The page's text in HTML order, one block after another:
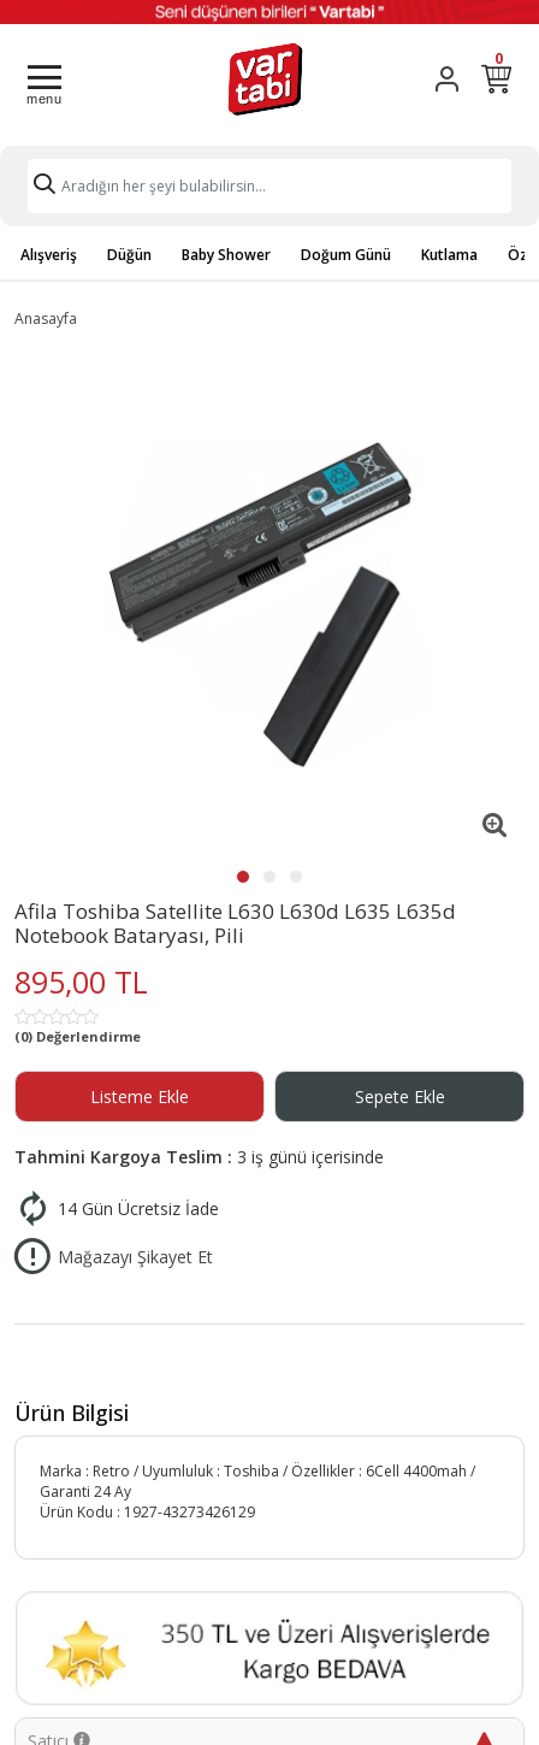
0
Alışveriş Düğün Baby Shower Doğum Günü Kutlama
Anasayfa
Afila Toshiba Satellite L630 L630d L635 L635d
Notebook Bataryası, Pili
895,00 TL
(0) Değerlendirme
Listeme Ekle Sepete Ekle
Tahmini Kargoya Teslim : 3 iş günü içerisinde
14 Gün Ücretsiz İade
Mağazayı Şikayet Et
Ürün Bilgisi
Marka : Retro / Uyumluluk : Toshiba / Özellikler : 6Cell 4400mah /
Garanti 24 Ay
Ürün Kodu : 1927-43273426129